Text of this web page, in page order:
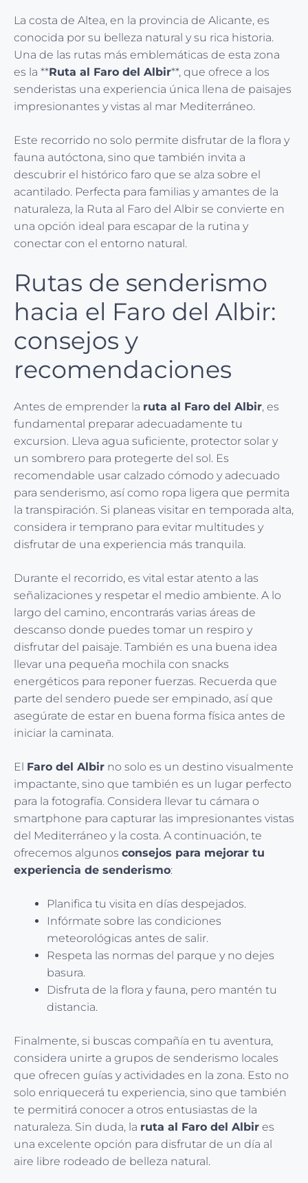
La costa de Altea, en la provincia de Alicante, es
conocida por su belleza natural y su rica historia.
Una de las rutas más emblemáticas de esta zona
es la **Ruta al Faro del Albir**, que ofrece a los
senderistas una experiencia única llena de paisajes
impresionantes y vistas al mar Mediterráneo.
Este recorrido no solo permite disfrutar de la flora y
fauna autóctona, sino que también invita a
descubrir el histórico faro que se alza sobre el
acantilado. Perfecta para familias y amantes de la
naturaleza, la Ruta al Faro del Albir se convierte en
una opción ideal para escapar de la rutina y
conectar con el entorno natural.
Rutas de senderismo
hacia el Faro del Albir:
consejos y
recomendaciones
Antes de emprender la ruta al Faro del Albir, es
fundamental preparar adecuadamente tu
excursion. Lleva agua suficiente, protector solar y
un sombrero para protegerte del sol. Es
recomendable usar calzado cómodo y adecuado
para senderismo, así como ropa ligera que permita
la transpiración. Si planeas visitar en temporada alta,
considera ir temprano para evitar multitudes y
disfrutar de una experiencia más tranquila.
Durante el recorrido, es vital estar atento a las
señalizaciones y respetar el medio ambiente. A lo
largo del camino, encontrarás varias áreas de
descanso donde puedes tomar un respiro y
disfrutar del paisaje. También es una buena idea
llevar una pequeña mochila con snacks
energéticos para reponer fuerzas. Recuerda que
parte del sendero puede ser empinado, así que
asegúrate de estar en buena forma física antes de
iniciar la caminata.
El Faro del Albir no solo es un destino visualmente
impactante, sino que también es un lugar perfecto
para la fotografía. Considera llevar tu cámara o
smartphone para capturar las impresionantes vistas
del Mediterráneo y la costa. A continuación, te
ofrecemos algunos consejos para mejorar tu
experiencia de senderismo:
Planifica tu visita en días despejados.
Infórmate sobre las condiciones
meteorológicas antes de salir.
Respeta las normas del parque y no dejes
basura.
Disfruta de la flora y fauna, pero mantén tu
distancia.
Finalmente, si buscas compañía en tu aventura,
considera unirte a grupos de senderismo locales
que ofrecen guías y actividades en la zona. Esto no
solo enriquecerá tu experiencia, sino que también
te permitirá conocer a otros entusiastas de la
naturaleza. Sin duda, la ruta al Faro del Albir es
una excelente opción para disfrutar de un día al
aire libre rodeado de belleza natural.